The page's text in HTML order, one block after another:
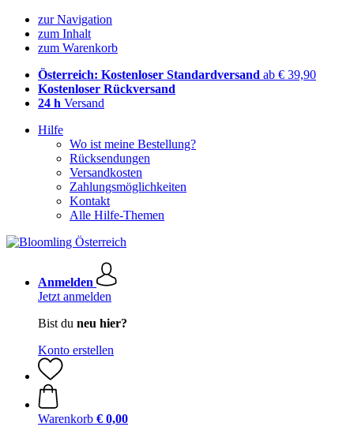
zur Navigation
zum Inhalt
zum Warenkorb
Österreich: Kostenloser Standardversand ab € 39,90
Kostenloser Rückversand
24 h Versand
Hilfe
Wo ist meine Bestellung?
Rücksendungen
Versandkosten
Zahlungsmöglichkeiten
Kontakt
Alle Hilfe-Themen
Anmelden
Jetzt anmelden
Bist du neu hier?
Konto erstellen
Warenkorb € 0,00